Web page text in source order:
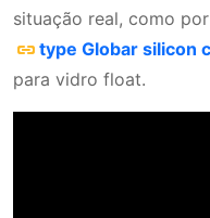
situação real, como
type Globar silicon
para vidro float.